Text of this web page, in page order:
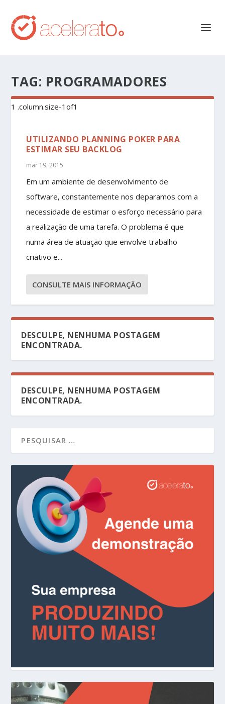
TAG: PROGRAMADORES
UTILIZANDO PLANNING POKER PARA
ESTIMAR SEU BACKLOG
mar 19, 2015
Em um ambiente de desenvolvimento de
software, constantemente nos deparamos com a
necessidade de estimar o esforço necessário para
a realização de uma tarefa. O problema é que
numa área de atuação que envolve trabalho
criativo e...
CONSULTE MAIS INFORMAÇÃO
DESCULPE, NENHUMA POSTAGEM
ENCONTRADA.
DESCULPE, NENHUMA POSTAGEM
ENCONTRADA.